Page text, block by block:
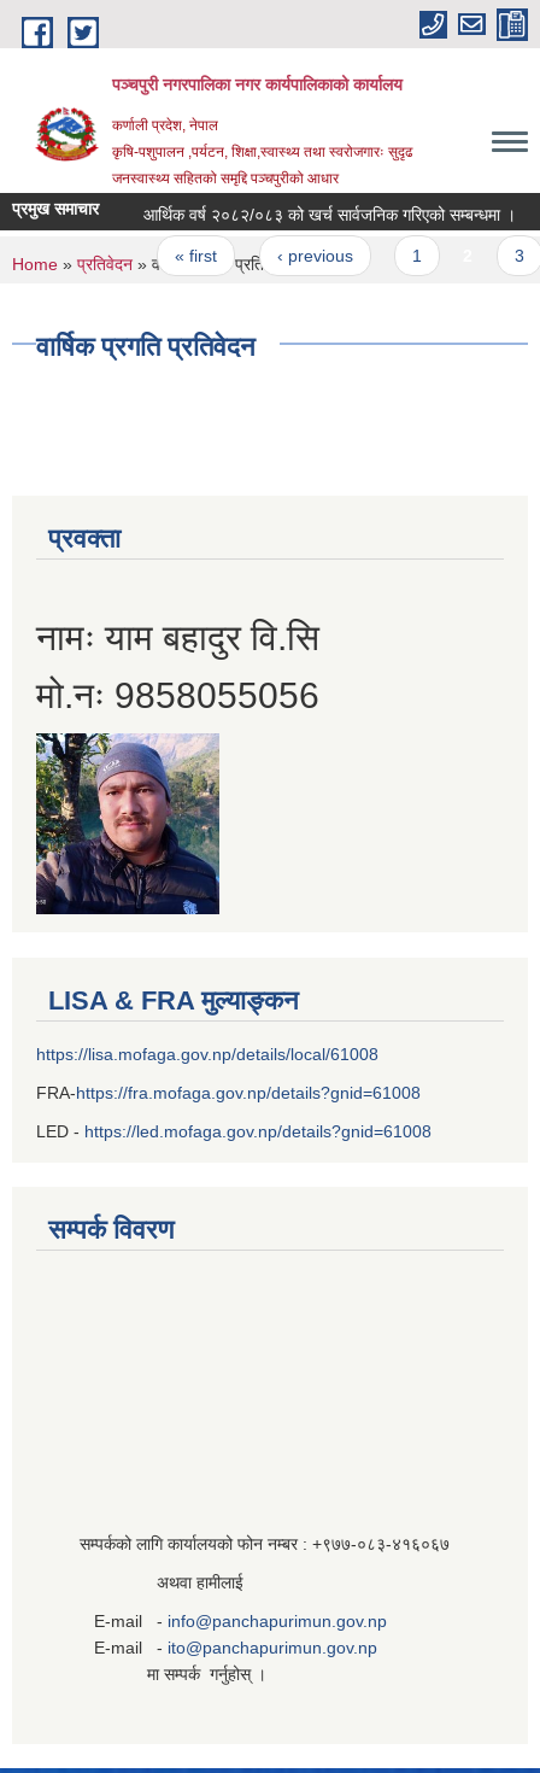
Skip to main content
पञ्चपुरी नगरपालिका नगर कार्यपालिकाको कार्यालय
कर्णाली प्रदेश, नेपाल
कृषि-पशुपालन ,पर्यटन, शिक्षा,स्वास्थ्य तथा स्वरोजगारः सुदृढ
जनस्वास्थ्य सहितको समृद्दि पञ्चपुरीको आधार
प्रमुख समाचार आर्थिक वर्ष २०८२/०८३ को खर्च सार्वजनिक गरिएको सम्बन्धमा ।
Pages
« first ‹ previous
You are here
Home » प्रतिवेदन » वार्षिक प्रगति प्रतिवेदन
वार्षिक प्रगति प्रतिवेदन
प्रवक्ता
नामः याम बहादुर वि.सि
मो.नः 9858055056
LISA & FRA मुल्याङ्कन
https://lisa.mofaga.gov.np/details/local/61008
FRA-https://fra.mofaga.gov.np/details?gnid=61008
LED - https://led.mofaga.gov.np/details?gnid=61008
सम्पर्क विवरण
सम्पर्कको लागि कार्यालयको फोन नम्बर : +९७७-०८३‍-४१६०६७
अथवा हामीलाई
E-mail - info@panchapurimun.gov.np
E-mail - ito@panchapurimun.gov.np
मा सम्पर्क गर्नुहोस् ।